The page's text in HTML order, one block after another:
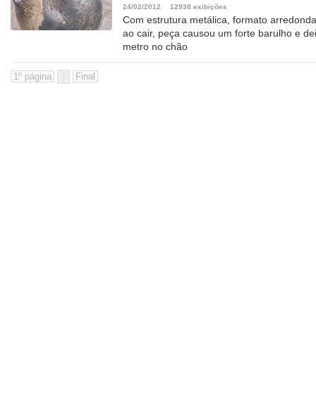
24/02/2012 12938 exibições
Com estrutura metálica, formato
ao cair, peça causou um forte barulho e
metro no chão